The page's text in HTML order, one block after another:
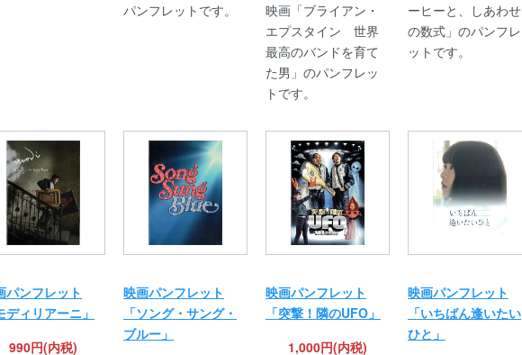
パンフレットです。
映画「ブライアン・
エプスタイン 世界
最高のバンドを育て
た男」のパンフレッ
トです。
ーヒーと、しあわせ
の数式」のパンフレ
ットです。
パンフレット
ディリアーニ」
990円(内税)
映画パンフレット
「ソング・サング・
ブルー」
映画パンフレット
「突撃！隣のUFO」
1,000円(内税)
映画パンフレット
「いちばん逢いたい
ひと」